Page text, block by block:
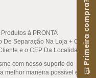
Primeira compra?
á PRONTA
Separação Na Loja + O
e o CEP Da Localidade .
com nosso suporte do
melhor maneira possível e